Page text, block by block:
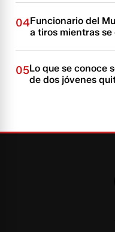
04Funcionario del
a tiros mientras
05Lo que se conoce
de dos jóvenes